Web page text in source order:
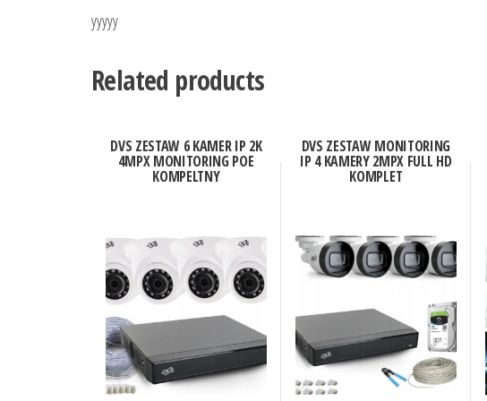
yyyyy
Related products
DVS ZESTAW 6 KAMER IP 2K
4MPX MONITORING POE
KOMPELTNY
DVS ZESTAW MONITORING
IP 4 KAMERY 2MPX FULL HD
KOMPLET